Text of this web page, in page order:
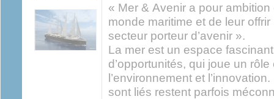
« Mer & Avenir a pour
monde maritime et de leur
secteur porteur d’avenir ».
La mer est un espace
d’opportunités, qui joue un
l’environnement et
sont liés restent parfois